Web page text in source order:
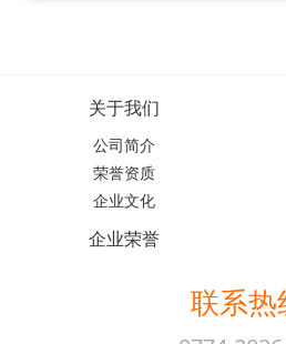
关于我们
公司简介
荣誉资质
企业文化
企业荣誉
联系热